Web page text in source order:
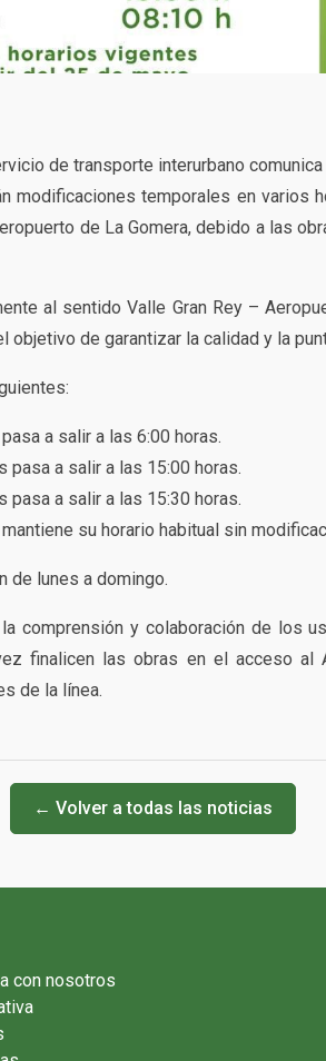
de transporte interurbano
modificaciones temporales en varios
de La Gomera, debido a las
al sentido Valle Gran Rey –
objetivo de garantizar la calidad y la
a salir a las 6:00 horas.
pasa a salir a las 15:00 horas.
pasa a salir a las 15:30 horas.
su horario habitual sin
de lunes a domingo.
comprensión y colaboración de los
finalicen las obras en el acceso al
de la línea.
← Volver a todas las noticias
con nosotros